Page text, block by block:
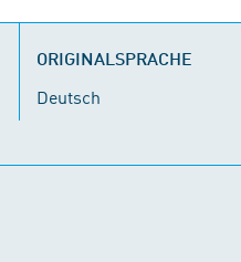
ORIGINALSPRACHE
Deutsch